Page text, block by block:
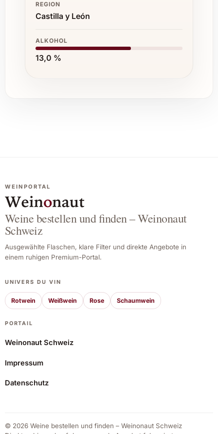
36,07 CHF
REGION
Castilla y León
ALKOHOL
13,0 %
WEINPORTAL
Weine bestellen und finden – Weinonaut
Schweiz
Ausgewählte Flaschen, klare Filter und direkte Angebote in
einem ruhigen Premium-Portal.
UNIVERS DU VIN
Rotwein Weißwein Rose Schaumwein
PORTAIL
Weinonaut Schweiz
Impressum
Datenschutz
© 2026 Weine bestellen und finden – Weinonaut Schweiz